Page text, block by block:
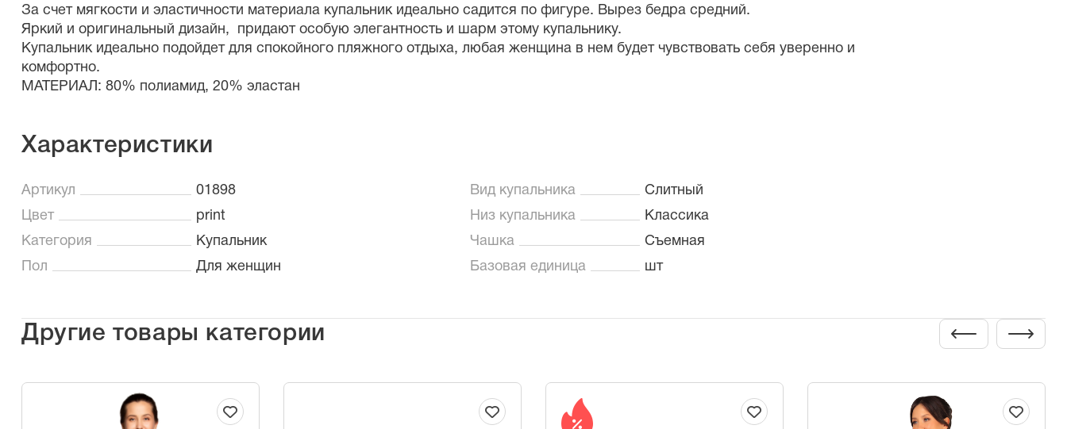
За счет мягкости и эластичности материала купальник идеально садится по фигуре. Вырез бедра средний.
Яркий и оригинальный дизайн, придают особую элегантность и шарм этому купальнику.
Купальник идеально подойдет для спокойного пляжного отдыха, любая женщина в нем будет чувствовать себя уверенно и
комфортно.
МАТЕРИАЛ: 80% полиамид, 20% эластан
Характеристики
Артикул
01898
Цвет
print
Категория
Купальник
Пол
Для женщин
Вид купальника
Слитный
Низ купальника
Классика
Чашка
Съемная
Базовая единица
шт
Другие товары категории